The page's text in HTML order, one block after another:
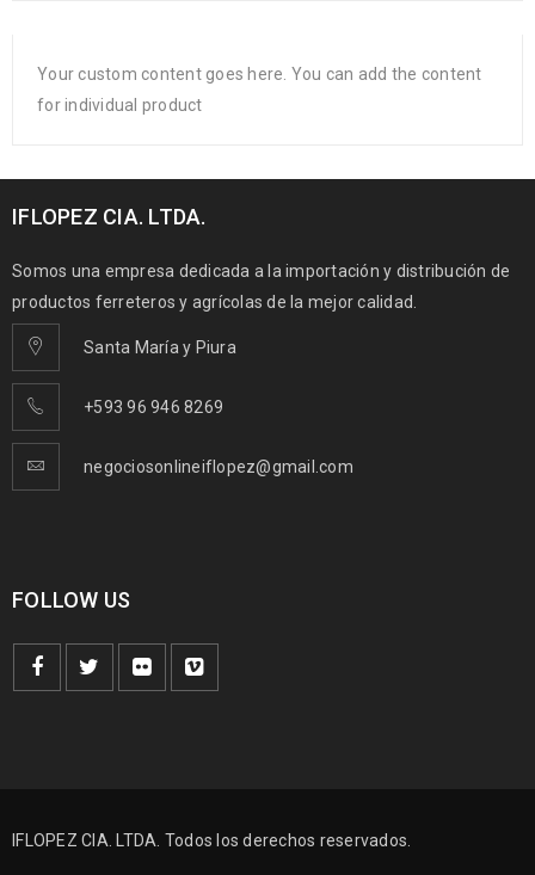
Your custom content goes here. You can add the content
for individual product
IFLOPEZ CIA. LTDA.
Somos una empresa dedicada a la importación y distribución de
productos ferreteros y agrícolas de la mejor calidad.
Santa María y Piura
+593 96 946 8269
negociosonlineiflopez@gmail.com
FOLLOW US
IFLOPEZ CIA. LTDA. Todos los derechos reservados.